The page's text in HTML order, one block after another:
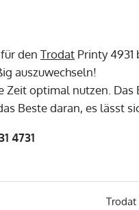
den Trodat Printy
auszuwechseln!
Zeit optimal nutzen.
Beste daran, es lässt
4731
Trodat